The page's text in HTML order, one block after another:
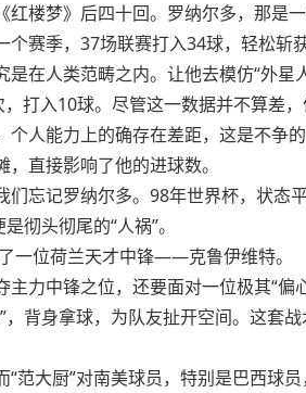
楼梦》后四十回。罗纳尔多，那是
赛季，37场联赛打入34球，轻松斩
在人类范畴之内。让他去模仿“外星
打入10球。尽管这一数据并不算差
人能力上的确存在差距，这是不争
直接影响了他的进球数。
忘记罗纳尔多。98年世界杯，状态
彻头彻尾的“人祸”。
一位荷兰天才中锋——克鲁伊维特。
力中锋之位，还要面对一位极其“
背身拿球，为队友扯开空间。这套
大厨”对南美球员，特别是巴西球